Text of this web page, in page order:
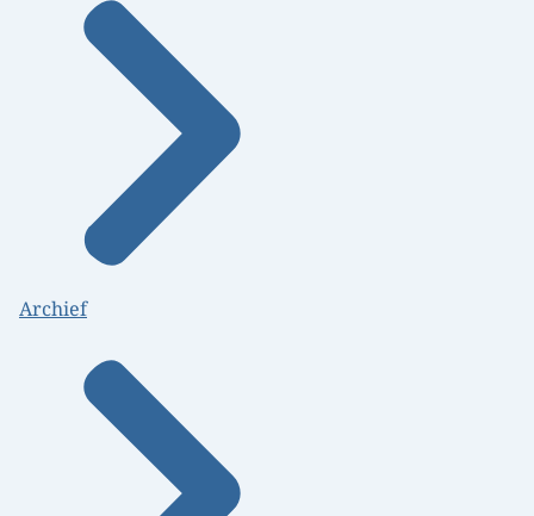
Archief